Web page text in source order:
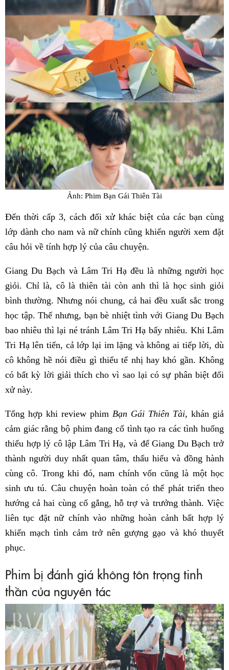
Ảnh: Phim Bạn Gái Thiên Tài
Đến thời cấp 3, cách đối xử khác biệt của các bạn cùng
lớp dành cho nam và nữ chính cũng khiến người xem đặt
câu hỏi về tính hợp lý của câu chuyện.
Giang Du Bạch và Lâm Tri Hạ đều là những người học
giỏi. Chỉ là, cô là thiên tài còn anh thì là học sinh giỏi
bình thường. Nhưng nói chung, cả hai đều xuất sắc trong
học tập. Thế nhưng, bạn bè nhiệt tình với Giang Du Bạch
bao nhiêu thì lại né tránh Lâm Tri Hạ bấy nhiêu. Khi Lâm
Tri Hạ lên tiến, cả lớp lại im lặng và không ai tiếp lời, dù
cô không hề nói điều gì thiếu tế nhị hay khó gần. Không
có bất kỳ lời giải thích cho vì sao lại có sự phân biệt đối
xử này.
Tổng hợp khi review phim Bạn Gái Thiên Tài, khán giả
cảm giác rằng bộ phim đang cố tình tạo ra các tình huống
thiếu hợp lý cô lập Lâm Tri Hạ, và để Giang Du Bạch trở
thành người duy nhất quan tâm, thấu hiểu và đồng hành
cùng cô. Trong khi đó, nam chính vốn cũng là một học
sinh ưu tú. Câu chuyện hoàn toàn có thể phát triển theo
hướng cả hai cùng cố gắng, hỗ trợ và trưởng thành. Việc
liên tục đặt nữ chính vào những hoàn cảnh bất hợp lý
khiến mạch tình cảm trở nên gượng gạo và khó thuyết
phục.
Phim bị đánh giá không tôn trọng tinh
thần của nguyên tác